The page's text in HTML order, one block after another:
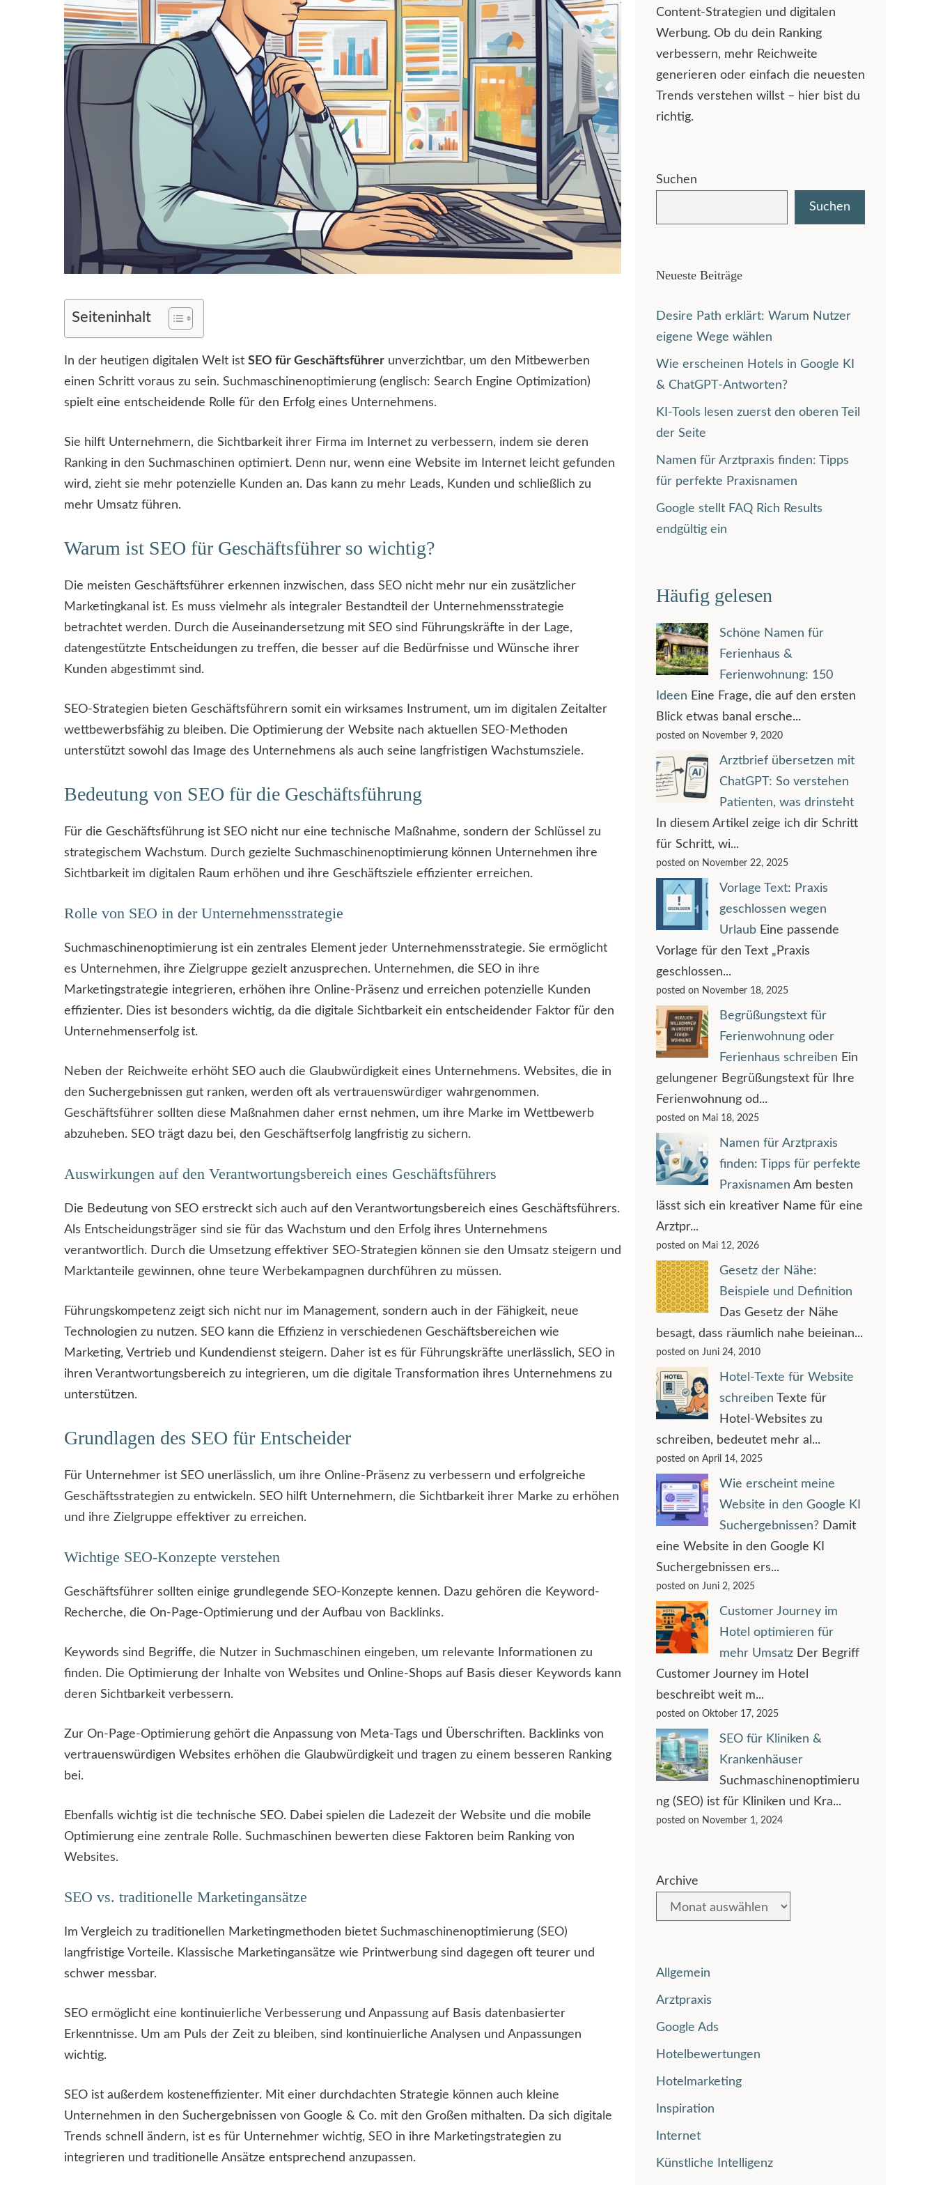
Seiteninhalt
In der heutigen digitalen Welt ist SEO für Geschäftsführer unverzichtbar, um den Mitbewerben
einen Schritt voraus zu sein. Suchmaschinenoptimierung (englisch: Search Engine Optimization)
spielt eine entscheidende Rolle für den Erfolg eines Unternehmens.
Sie hilft Unternehmern, die Sichtbarkeit ihrer Firma im Internet zu verbessern, indem sie deren
Ranking in den Suchmaschinen optimiert. Denn nur, wenn eine Website im Internet leicht gefunden
wird, zieht sie mehr potenzielle Kunden an. Das kann zu mehr Leads, Kunden und schließlich zu
mehr Umsatz führen.
Warum ist SEO für Geschäftsführer so wichtig?
Die meisten Geschäftsführer erkennen inzwischen, dass SEO nicht mehr nur ein zusätzlicher
Marketingkanal ist. Es muss vielmehr als integraler Bestandteil der Unternehmensstrategie
betrachtet werden. Durch die Auseinandersetzung mit SEO sind Führungskräfte in der Lage,
datengestützte Entscheidungen zu treffen, die besser auf die Bedürfnisse und Wünsche ihrer
Kunden abgestimmt sind.
SEO-Strategien bieten Geschäftsführern somit ein wirksames Instrument, um im digitalen Zeitalter
wettbewerbsfähig zu bleiben. Die Optimierung der Website nach aktuellen SEO-Methoden
unterstützt sowohl das Image des Unternehmens als auch seine langfristigen Wachstumsziele.
Bedeutung von SEO für die Geschäftsführung
Für die Geschäftsführung ist SEO nicht nur eine technische Maßnahme, sondern der Schlüssel zu
strategischem Wachstum. Durch gezielte Suchmaschinenoptimierung können Unternehmen ihre
Sichtbarkeit im digitalen Raum erhöhen und ihre Geschäftsziele effizienter erreichen.
Rolle von SEO in der Unternehmensstrategie
Suchmaschinenoptimierung ist ein zentrales Element jeder Unternehmensstrategie. Sie ermöglicht
es Unternehmen, ihre Zielgruppe gezielt anzusprechen. Unternehmen, die SEO in ihre
Marketingstrategie integrieren, erhöhen ihre Online-Präsenz und erreichen potenzielle Kunden
effizienter. Dies ist besonders wichtig, da die digitale Sichtbarkeit ein entscheidender Faktor für den
Unternehmenserfolg ist.
Neben der Reichweite erhöht SEO auch die Glaubwürdigkeit eines Unternehmens. Websites, die in
den Suchergebnissen gut ranken, werden oft als vertrauenswürdiger wahrgenommen.
Geschäftsführer sollten diese Maßnahmen daher ernst nehmen, um ihre Marke im Wettbewerb
abzuheben. SEO trägt dazu bei, den Geschäftserfolg langfristig zu sichern.
Auswirkungen auf den Verantwortungsbereich eines Geschäftsführers
Die Bedeutung von SEO erstreckt sich auch auf den Verantwortungsbereich eines Geschäftsführers.
Als Entscheidungsträger sind sie für das Wachstum und den Erfolg ihres Unternehmens
verantwortlich. Durch die Umsetzung effektiver SEO-Strategien können sie den Umsatz steigern und
Marktanteile gewinnen, ohne teure Werbekampagnen durchführen zu müssen.
Führungskompetenz zeigt sich nicht nur im Management, sondern auch in der Fähigkeit, neue
Technologien zu nutzen. SEO kann die Effizienz in verschiedenen Geschäftsbereichen wie
Marketing, Vertrieb und Kundendienst steigern. Daher ist es für Führungskräfte unerlässlich, SEO in
ihren Verantwortungsbereich zu integrieren, um die digitale Transformation ihres Unternehmens zu
unterstützen.
Grundlagen des SEO für Entscheider
Für Unternehmer ist SEO unerlässlich, um ihre Online-Präsenz zu verbessern und erfolgreiche
Geschäftsstrategien zu entwickeln. SEO hilft Unternehmern, die Sichtbarkeit ihrer Marke zu erhöhen
und ihre Zielgruppe effektiver zu erreichen.
Wichtige SEO-Konzepte verstehen
Geschäftsführer sollten einige grundlegende SEO-Konzepte kennen. Dazu gehören die Keyword-
Recherche, die On-Page-Optimierung und der Aufbau von Backlinks.
Keywords sind Begriffe, die Nutzer in Suchmaschinen eingeben, um relevante Informationen zu
finden. Die Optimierung der Inhalte von Websites und Online-Shops auf Basis dieser Keywords kann
deren Sichtbarkeit verbessern.
Zur On-Page-Optimierung gehört die Anpassung von Meta-Tags und Überschriften. Backlinks von
vertrauenswürdigen Websites erhöhen die Glaubwürdigkeit und tragen zu einem besseren Ranking
bei.
Ebenfalls wichtig ist die technische SEO. Dabei spielen die Ladezeit der Website und die mobile
Optimierung eine zentrale Rolle. Suchmaschinen bewerten diese Faktoren beim Ranking von
Websites.
SEO vs. traditionelle Marketingansätze
Im Vergleich zu traditionellen Marketingmethoden bietet Suchmaschinenoptimierung (SEO)
langfristige Vorteile. Klassische Marketingansätze wie Printwerbung sind dagegen oft teurer und
schwer messbar.
SEO ermöglicht eine kontinuierliche Verbesserung und Anpassung auf Basis datenbasierter
Erkenntnisse. Um am Puls der Zeit zu bleiben, sind kontinuierliche Analysen und Anpassungen
wichtig.
SEO ist außerdem kosteneffizienter. Mit einer durchdachten Strategie können auch kleine
Unternehmen in den Suchergebnissen von Google & Co. mit den Großen mithalten. Da sich digitale
Trends schnell ändern, ist es für Unternehmer wichtig, SEO in ihre Marketingstrategien zu
integrieren und traditionelle Ansätze entsprechend anzupassen.
Content-Strategien und digitalen
Werbung. Ob du dein Ranking
verbessern, mehr Reichweite
generieren oder einfach die neuesten
Trends verstehen willst – hier bist du
richtig.
Suchen
Suchen
Neueste Beiträge
Desire Path erklärt: Warum Nutzer
eigene Wege wählen
Wie erscheinen Hotels in Google KI
& ChatGPT-Antworten?
KI-Tools lesen zuerst den oberen Teil
der Seite
Namen für Arztpraxis finden: Tipps
für perfekte Praxisnamen
Google stellt FAQ Rich Results
endgültig ein
Häufig gelesen
Schöne Namen für
Ferienhaus &
Ferienwohnung: 150
Ideen Eine Frage, die auf den ersten
Blick etwas banal ersche...
posted on November 9, 2020
Arztbrief übersetzen mit
ChatGPT: So verstehen
Patienten, was drinsteht
In diesem Artikel zeige ich dir Schritt
für Schritt, wi...
posted on November 22, 2025
Vorlage Text: Praxis
geschlossen wegen
Urlaub Eine passende
Vorlage für den Text „Praxis
geschlossen...
posted on November 18, 2025
Begrüßungstext für
Ferienwohnung oder
Ferienhaus schreiben Ein
gelungener Begrüßungstext für Ihre
Ferienwohnung od...
posted on Mai 18, 2025
Namen für Arztpraxis
finden: Tipps für perfekte
Praxisnamen Am besten
lässt sich ein kreativer Name für eine
Arztpr...
posted on Mai 12, 2026
Gesetz der Nähe:
Beispiele und Definition
Das Gesetz der Nähe
besagt, dass räumlich nahe beieinan...
posted on Juni 24, 2010
Hotel-Texte für Website
schreiben Texte für
Hotel-Websites zu
schreiben, bedeutet mehr al...
posted on April 14, 2025
Wie erscheint meine
Website in den Google KI
Suchergebnissen? Damit
eine Website in den Google KI
Suchergebnissen ers...
posted on Juni 2, 2025
Customer Journey im
Hotel optimieren für
mehr Umsatz Der Begriff
Customer Journey im Hotel
beschreibt weit m...
posted on Oktober 17, 2025
SEO für Kliniken &
Krankenhäuser
Suchmaschinenoptimieru
ng (SEO) ist für Kliniken und Kra...
posted on November 1, 2024
Archive
Allgemein
Arztpraxis
Google Ads
Hotelbewertungen
Hotelmarketing
Inspiration
Internet
Künstliche Intelligenz